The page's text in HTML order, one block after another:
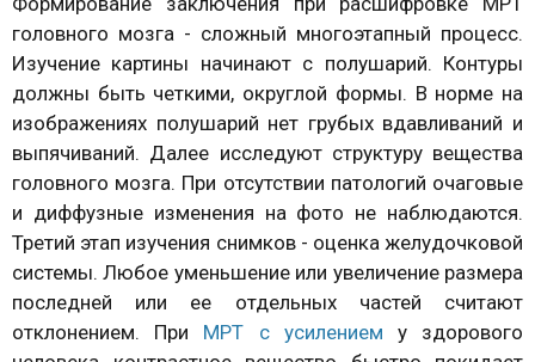
головного мозга - сложный многоэтапный процесс.
Изучение картины начинают с полушарий. Контуры
должны быть четкими, округлой формы. В норме на
изображениях полушарий нет грубых вдавливаний и
выпячиваний. Далее исследуют структуру вещества
головного мозга. При отсутствии патологий очаговые
и диффузные изменения на фото не наблюдаются.
Третий этап изучения снимков - оценка желудочковой
системы. Любое уменьшение или увеличение размера
последней или ее отдельных частей считают
отклонением. При МРТ с усилением у здорового